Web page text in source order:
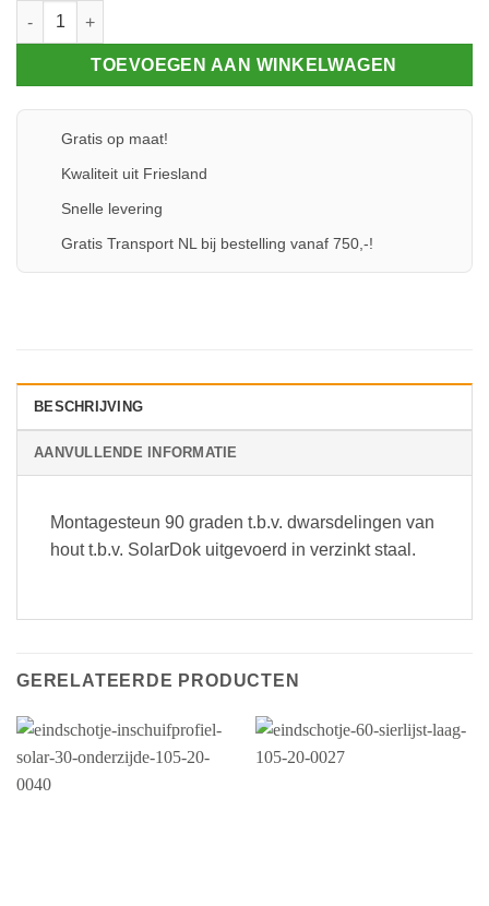
Montagesteun 90 gr. tbv dwarsdeling hout aantal
TOEVOEGEN AAN WINKELWAGEN
Gratis op maat!
Kwaliteit uit Friesland
Snelle levering
Gratis Transport NL bij bestelling vanaf 750,-!
BESCHRIJVING
AANVULLENDE INFORMATIE
Montagesteun 90 graden t.b.v. dwarsdelingen van
hout t.b.v. SolarDok uitgevoerd in verzinkt staal.
GERELATEERDE PRODUCTEN